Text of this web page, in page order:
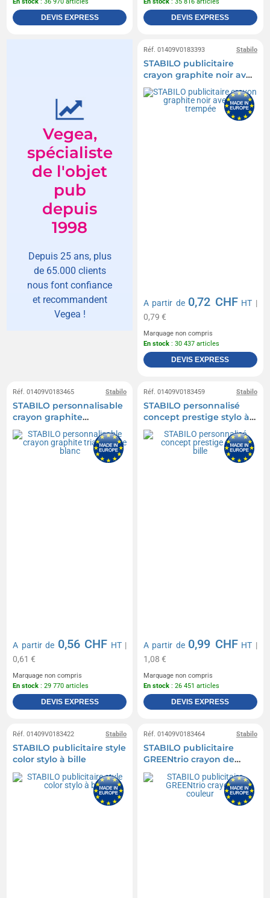
DEVIS EXPRESS DEVIS EXPRESS
Vegea,
spécialiste
de l'objet
pub
depuis
1998
Depuis 25 ans, plus
de 65.000 clients
nous font confiance
et recommandent
Vegea !
Stabilo
Réf. 01409V0183393
STABILO publicitaire
crayon graphite noir avec
tête trempée
A partir de 0,72 CHF HT |
0,79 €
Marquage non compris
En stock : 30 437 articles
DEVIS EXPRESS
Stabilo
Réf. 01409V0183465
STABILO personnalisable
crayon graphite
triangulaire blanc
A partir de 0,56 CHF HT|
0,61 €
Marquage non compris
En stock : 29 770 articles
DEVIS EXPRESS
Stabilo
Réf. 01409V0183459
STABILO personnalisé
concept prestige stylo à
bille
A partir de 0,99 CHF HT |
1,08 €
Marquage non compris
En stock : 26 451 articles
DEVIS EXPRESS
Stabilo
Réf. 01409V0183422
STABILO publicitaire style
color stylo à bille
Stabilo
Réf. 01409V0183464
STABILO publicitaire
GREENtrio crayon de
couleur